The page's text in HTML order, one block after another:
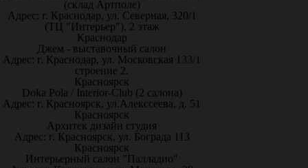
(склад Артполе)
Адрес: г. Краснодар, ул. Северная, 320/1
(ТЦ "Интерьер"), 2 этаж
Краснодар
Джем - выставочный салон
Адрес: г. Краснодар, ул. Московская 133/1
строение 2.
Красноярск
Doka Pola / Interior-Club (2 салона)
Адрес: г. Красноярск, ул.Алекссеева, д. 51
Красноярск
Архитек дизайн студия
Адрес: г. Красноярск, ул. Бограда 113
Красноярск
Интерьерный салон "Палладио"